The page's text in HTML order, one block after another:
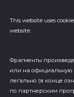
This website uses
website.
Фрагменты
или на официальную
легально (в конце
по партнерским